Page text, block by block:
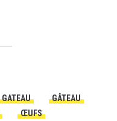
GATEAU
GÂTEAU
ŒUFS